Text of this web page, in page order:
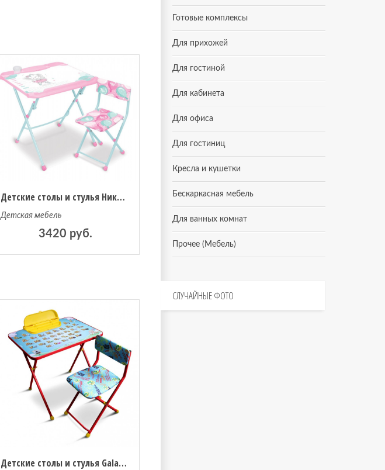
Детские столы и стулья Ника Комплект мебели Балерина
Детская мебель
3420 руб.
Детские столы и стулья Galaxy Комплект детской мебели Волшебный стол
Готовые комплексы
Для прихожей
Для гостиной
Для кабинета
Для офиса
Для гостиниц
Кресла и кушетки
Бескаркасная мебель
Для ванных комнат
Прочее (Мебель)
СЛУЧАЙНЫЕФОТО